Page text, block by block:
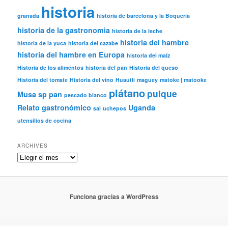
granada historia historia de barcelona y la Boqueria
historia de la gastronomia historia de la leche
historia de la yuca historia del cazabe historia del hambre
historia del hambre en Europa historia del maíz
Historia de los alimentos historia del pan Historia del queso
Historia del tomate Historia del vino Huautli maguey matoke | matooke
Musa sp pan pescado blanco plátano pulque
Relato gastronómico sal uchepos Uganda
utensilios de cocina
ARCHIVES
Archives
Funciona gracias a WordPress